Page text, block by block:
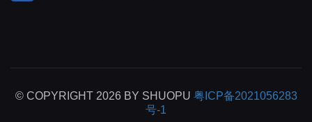
© COPYRIGHT 2026 BY SHUOPU 粤ICP备2021056283
号-1